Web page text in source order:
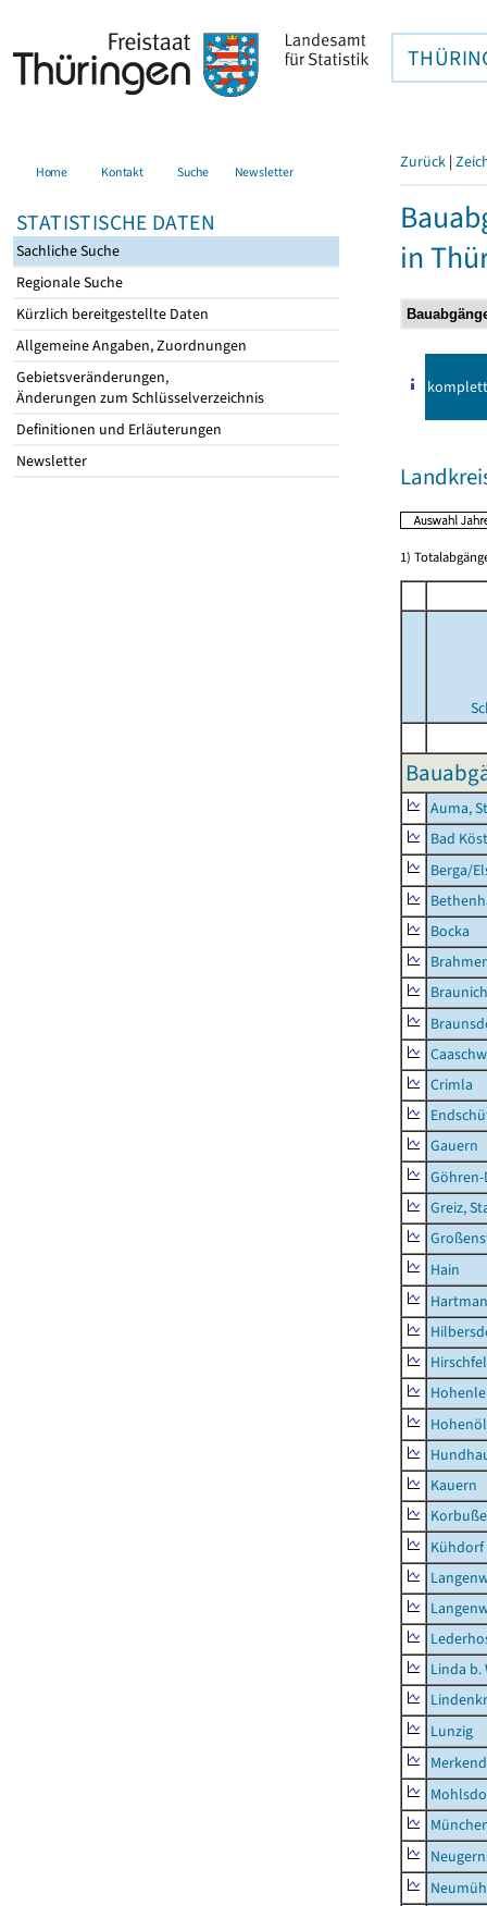
Home Kontakt Suche Newsletter
STATISTISCHE DATEN
Sachliche Suche
Regionale Suche
Kürzlich bereitgestellte Daten
Allgemeine Angaben, Zuordnungen
Gebietsveränderungen,
Änderungen zum Schlüsselverzeichnis
Definitionen und Erläuterungen
Newsletter
Zurück |
in
komplett
1)
Auma,
Bad
Berga/
Bocka
Crimla
Gauern
Greiz,
Hain
Kauern
Kühdorf
Linda b.
Lunzig